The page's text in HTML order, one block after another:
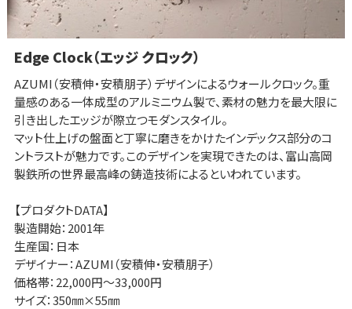
Edge Clock（エッジ クロック）
AZUMI（安積伸・安積朋子）デザインによるウォールクロック。重
量感のある一体成型のアルミニウム製で、素材の魅力を最大限に
引き出したエッジが際立つモダンスタイル。
マット仕上げの盤面と丁寧に磨きをかけたインデックス部分のコ
ントラストが魅力です。このデザインを実現できたのは、富山高岡
製鉄所の世界最高峰の鋳造技術によるといわれています。
【プロダクトDATA】
製造開始：2001年
生産国：日本
デザイナー：AZUMI（安積伸・安積朋子）
価格帯：22,000円～33,000円
サイズ：350㎜×55㎜